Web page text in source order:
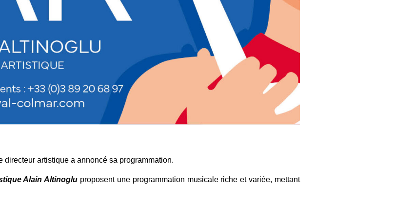
artistique a annoncé sa programmation.
Alain Altinoglu proposent une programmation musicale riche et variée, mettant